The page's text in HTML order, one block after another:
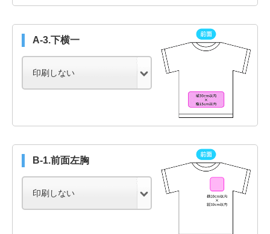
A-3.下横一
B-1.前面左胸